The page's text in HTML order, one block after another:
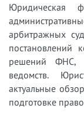
Юридическая
арбитражных
постановлений
решений ФНС,
ведомств.
актуальные
подготовке